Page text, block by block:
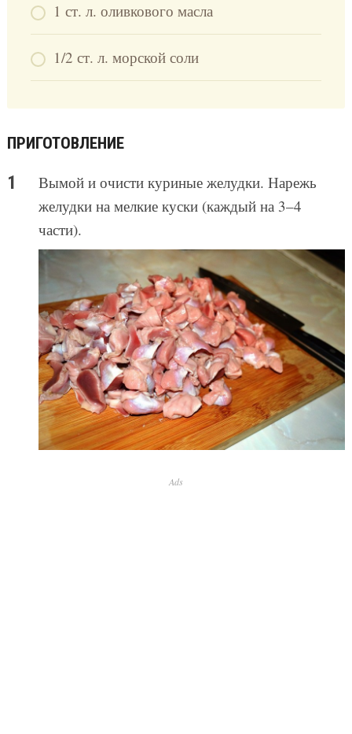
1 ст. л. оливкового масла
1/2 ст. л. морской соли
ПРИГОТОВЛЕНИЕ
Вымой и очисти куриные желудки. Нарежь
желудки на мелкие куски (каждый на 3–4
части).
Ads